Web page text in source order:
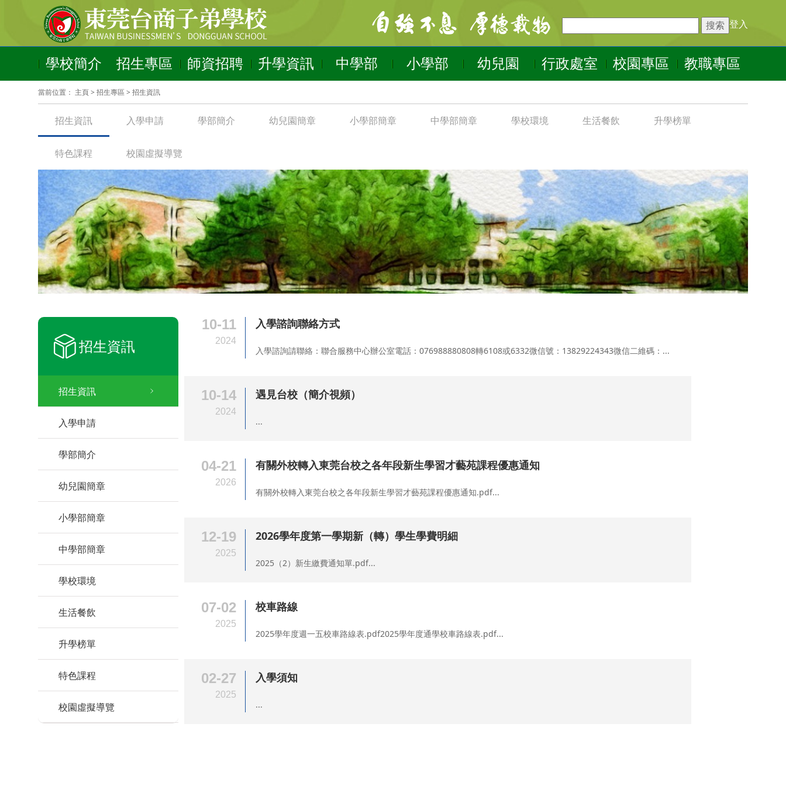
登入
學校簡介 招生專區 師資招聘 升學資訊 中學部 小學部 幼兒園 行政處室 校園專區 教職專區
當前位置： 主頁> 招生專區 > 招生資訊
招生資訊 入學申請 學部簡介 幼兒園簡章 小學部簡章 中學部簡章 學校環境 生活餐飲 升學榜單
特色課程 校園虛擬導覽
招生資訊
招生資訊
入學申請
學部簡介
幼兒園簡章
小學部簡章
中學部簡章
學校環境
生活餐飲
升學榜單
特色課程
校園虛擬導覽
10-11
2024
入學諮詢聯絡方式
入學諮詢請聯絡：聯合服務中心辦公室電話：076988880808轉6108或6332微信號：13829224343微信二維碼：...
10-14
2024
遇見台校（簡介視頻）
...
04-21
2026
有關外校轉入東莞台校之各年段新生學習才藝苑課程優惠通知
有關外校轉入東莞台校之各年段新生學習才藝苑課程優惠通知.pdf...
12-19
2025
2026學年度第一學期新（轉）學生學費明細
2025（2）新生繳費通知單.pdf...
07-02
2025
校車路線
2025學年度週一五校車路線表.pdf2025學年度通學校車路線表.pdf...
02-27
2025
入學須知
...